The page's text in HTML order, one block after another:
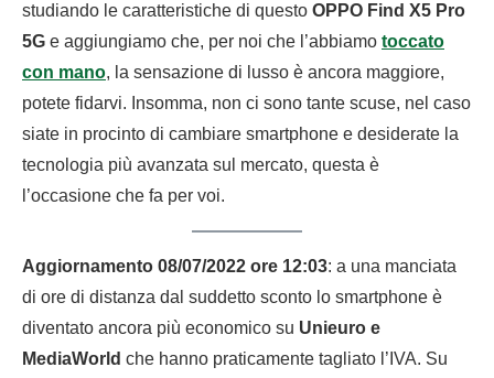
studiando le caratteristiche di questo OPPO Find X5 Pro
5G e aggiungiamo che, per noi che l’abbiamo toccato
con mano, la sensazione di lusso è ancora maggiore,
potete fidarvi. Insomma, non ci sono tante scuse, nel caso
siate in procinto di cambiare smartphone e desiderate la
tecnologia più avanzata sul mercato, questa è
l’occasione che fa per voi.
Aggiornamento 08/07/2022 ore 12:03: a una manciata
di ore di distanza dal suddetto sconto lo smartphone è
diventato ancora più economico su Unieuro e
MediaWorld che hanno praticamente tagliato l’IVA. Su